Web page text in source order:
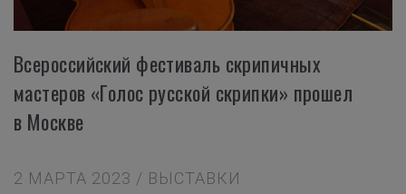
Всероссийский фестиваль скрипичных
мастеров «Голос русской скрипки» прошел
в Москве
2 МАРТА 2023 / ВЫСТАВКИ